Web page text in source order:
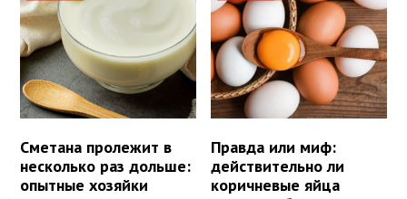
Сметана пролежит в
несколько раз дольше:
опытные хозяйки
Правда или миф:
действительно ли
коричневые яйца